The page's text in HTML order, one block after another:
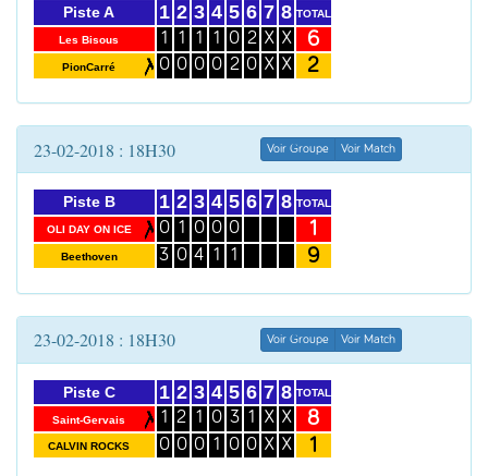
Piste A
Les Bisous
PionCarré
1
1
0
2
1
0
3
1
0
4
1
0
5
0
2
6
2
0
7
X
X
8
X
X
TOTAL
6
2
23-02-2018 : 18H30 Voir Groupe Voir Match
Piste B
OLI DAY ON ICE
Beethoven
1
0
3
2
1
0
3
0
4
4
0
1
5
0
1
6 7 8 TOTAL
1
9
23-02-2018 : 18H30 Voir Groupe Voir Match
Piste C
Saint-Gervais
CALVIN ROCKS
1
1
0
2
2
0
3
1
0
4
0
1
5
3
0
6
1
0
7
X
X
8
X
X
TOTAL
8
1